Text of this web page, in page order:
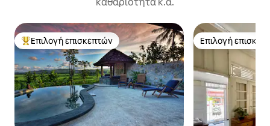
Κορυφαία επιλογή επισκεπτών
Επιλογή επισκεπτών Επιλογή
Επιλογή